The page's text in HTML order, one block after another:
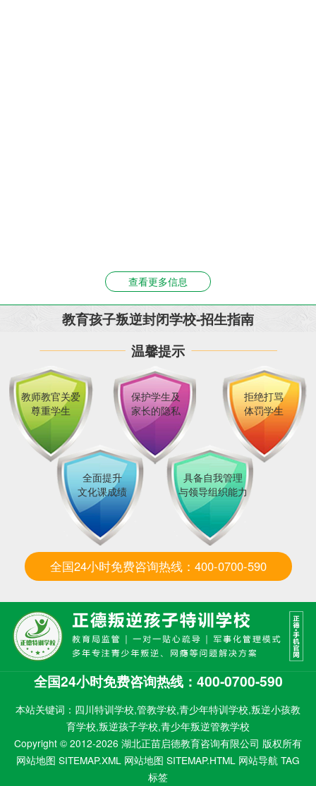
查看更多信息
教育孩子叛逆封闭学校-招生指南
温馨提示
教师教官关爱
尊重学生
保护学生及
家长的隐私
拒绝打骂
体罚学生
全面提升
文化课成绩
具备自我管理
与领导组织能力
全国24小时免费咨询热线：400-0700-590
全国24小时免费咨询热线：400-0700-590
本站关键词：四川特训学校,管教学校,青少年特训学校,叛逆小孩教
育学校,叛逆孩子学校,青少年叛逆管教学校
Copyright © 2012-2026 湖北正苗启德教育咨询有限公司 版权所有
网站地图 SITEMAP.XML 网站地图 SITEMAP.HTML 网站导航 TAG
标签